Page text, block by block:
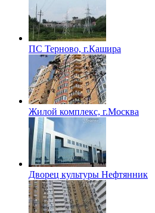
ПС Терново, г.Кашира
Жилой комплекс, г.Москва
Дворец культуры Нефтянник